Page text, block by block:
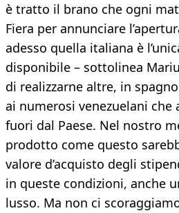
è tratto il brano che ogni
Fiera per annunciare
adesso quella italiana è
disponibile – sottolinea
di realizzarne altre, in
ai numerosi venezuelani
fuori dal Paese. Nel nostro
prodotto come questo
valore d’acquisto degli
in queste condizioni, anche
lusso. Ma non ci